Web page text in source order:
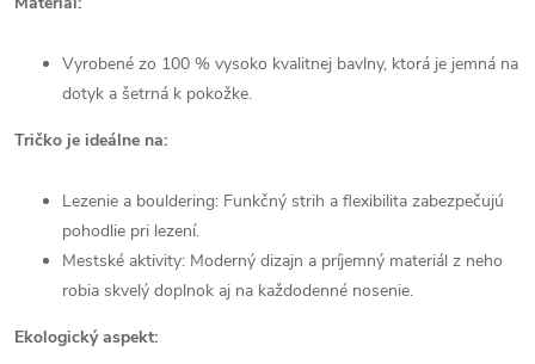
Vyrobené zo 100 % vysoko kvalitnej bavlny, ktorá je jemná na
dotyk a šetrná k pokožke.
Tričko je ideálne na:
Lezenie a bouldering: Funkčný strih a flexibilita zabezpečujú
pohodlie pri lezení.
Mestské aktivity: Moderný dizajn a príjemný materiál z neho
robia skvelý doplnok aj na každodenné nosenie.
Ekologický aspekt: